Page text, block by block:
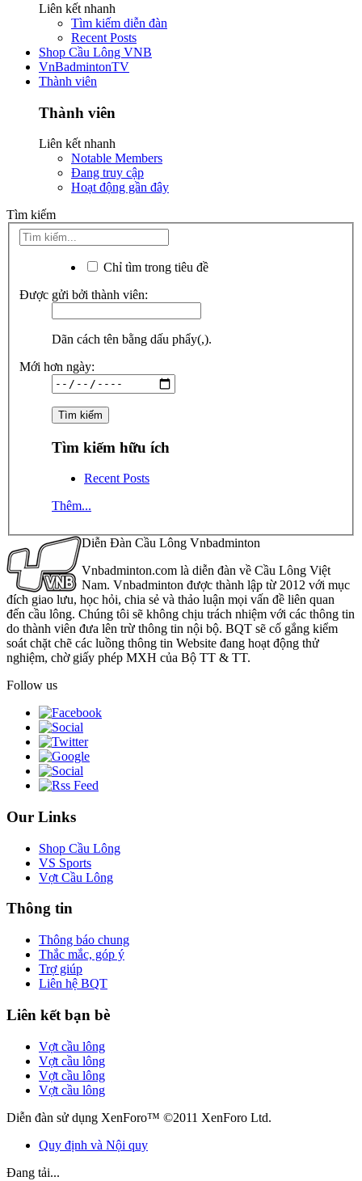
Liên kết nhanh
Tìm kiếm diễn đàn
Recent Posts
Shop Cầu Lông VNB
VnBadmintonTV
Thành viên
Thành viên
Liên kết nhanh
Notable Members
Đang truy cập
Hoạt động gần đây
Tìm kiếm
Chỉ tìm trong tiêu đề
Được gửi bởi thành viên:
Dãn cách tên bằng dấu phẩy(,).
Mới hơn ngày:
Tìm kiếm hữu ích
Recent Posts
Thêm...
Diễn Đàn Cầu Lông Vnbadminton
Vnbadminton.com là diễn đàn về Cầu Lông Việt
Nam. Vnbadminton được thành lập từ 2012 với mục
đích giao lưu, học hỏi, chia sẻ và thảo luận mọi vấn đề liên quan
đến cầu lông. Chúng tôi sẽ không chịu trách nhiệm với các thông tin
do thành viên đưa lên trừ thông tin nội bộ. BQT sẽ cố gắng kiểm
soát chặt chẽ các luồng thông tin Website đang hoạt động thử
nghiệm, chờ giấy phép MXH của Bộ TT & TT.
Follow us
Our Links
Shop Cầu Lông
VS Sports
Vợt Cầu Lông
Thông tin
Thông báo chung
Thắc mắc, góp ý
Trợ giúp
Liên hệ BQT
Liên kết bạn bè
Vợt cầu lông
Vợt cầu lông
Vợt cầu lông
Vợt cầu lông
Diễn đàn sử dụng XenForo™ ©2011 XenForo Ltd.
Quy định và Nội quy
Đang tải...